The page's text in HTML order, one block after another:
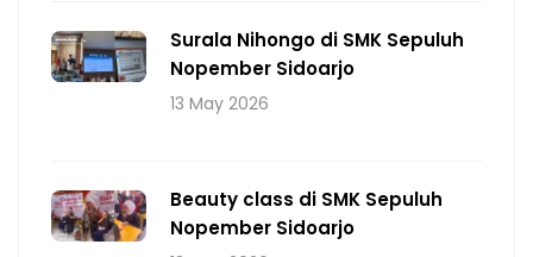
Surala Nihongo di SMK Sepuluh
Nopember Sidoarjo
13 May 2026
Beauty class di SMK Sepuluh
Nopember Sidoarjo